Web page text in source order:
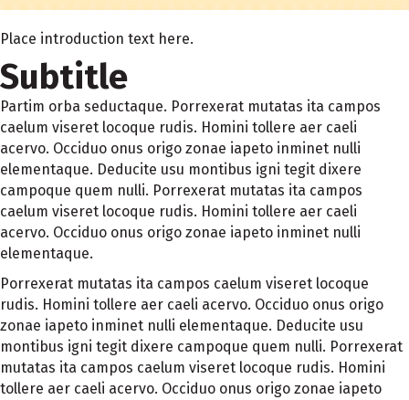
Place introduction text here.
Subtitle
Partim orba seductaque. Porrexerat mutatas ita campos
caelum viseret locoque rudis. Homini tollere aer caeli
acervo. Occiduo onus origo zonae iapeto inminet nulli
elementaque. Deducite usu montibus igni tegit dixere
campoque quem nulli. Porrexerat mutatas ita campos
caelum viseret locoque rudis. Homini tollere aer caeli
acervo. Occiduo onus origo zonae iapeto inminet nulli
elementaque.
Porrexerat mutatas ita campos caelum viseret locoque
rudis. Homini tollere aer caeli acervo. Occiduo onus origo
zonae iapeto inminet nulli elementaque. Deducite usu
montibus igni tegit dixere campoque quem nulli. Porrexerat
mutatas ita campos caelum viseret locoque rudis. Homini
tollere aer caeli acervo. Occiduo onus origo zonae iapeto